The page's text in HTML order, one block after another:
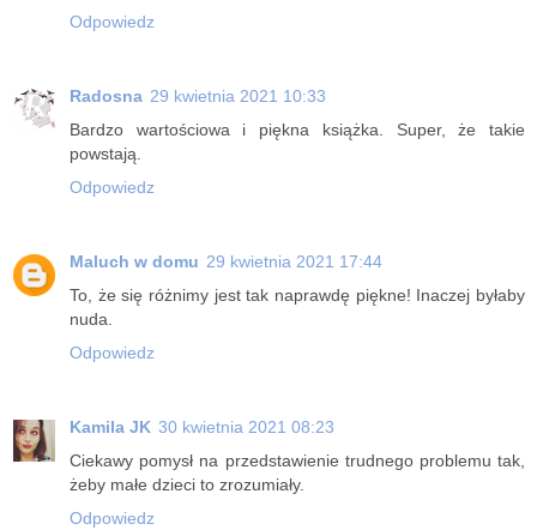
Odpowiedz
Radosna 29 kwietnia 2021 10:33
Bardzo wartościowa i piękna książka. Super, że takie
powstają.
Odpowiedz
Maluch w domu 29 kwietnia 2021 17:44
To, że się różnimy jest tak naprawdę piękne! Inaczej byłaby
nuda.
Odpowiedz
Kamila JK 30 kwietnia 2021 08:23
Ciekawy pomysł na przedstawienie trudnego problemu tak,
żeby małe dzieci to zrozumiały.
Odpowiedz